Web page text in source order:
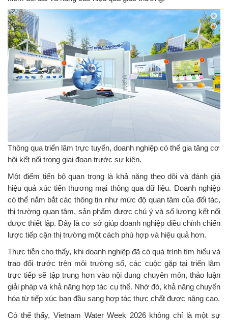
Thông qua triển lãm trực tuyến, doanh nghiệp có thể gia tăng cơ
hội kết nối trong giai đoạn trước sự kiện.
Một điểm tiến bộ quan trọng là khả năng theo dõi và đánh giá
hiệu quả xúc tiến thương mại thông qua dữ liệu. Doanh nghiệp
có thể nắm bắt các thông tin như mức độ quan tâm của đối tác,
thị trường quan tâm, sản phẩm được chú ý và số lượng kết nối
được thiết lập. Đây là cơ sở giúp doanh nghiệp điều chỉnh chiến
lược tiếp cận thị trường một cách phù hợp và hiệu quả hơn.
Thực tiễn cho thấy, khi doanh nghiệp đã có quá trình tìm hiểu và
trao đổi trước trên môi trường số, các cuộc gặp tại triển lãm
trực tiếp sẽ tập trung hơn vào nội dung chuyên môn, thảo luận
giải pháp và khả năng hợp tác cụ thể. Nhờ đó, khả năng chuyển
hóa từ tiếp xúc ban đầu sang hợp tác thực chất được nâng cao.
Có thể thấy, Vietnam Water Week 2026 không chỉ là một sự